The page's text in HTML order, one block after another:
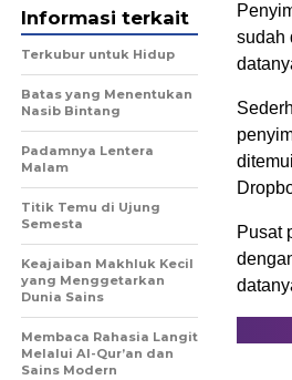
sudah
Pusat
Informasi terkait
Terkubur untuk Hidup
Batas yang Menentukan
Nasib Bintang
Padamnya Lentera
Malam
Titik Temu di Ujung
Semesta
Keajaiban Makhluk Kecil
yang Menggetarkan
Dunia Sains
Membaca Rahasia Langit
Melalui Al-Qur’an dan
Sains Modern